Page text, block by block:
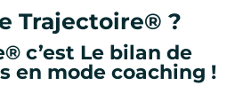
Trajectoire® ?
c’est Le bilan de
en mode coaching !